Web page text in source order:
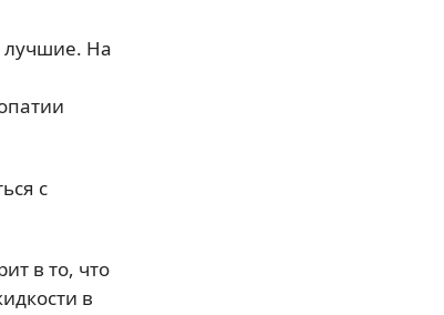
лучшие. На
с
в то, что
в